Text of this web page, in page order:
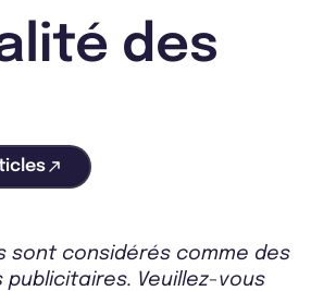
des
sont considérés comme des
Veuillez-vous